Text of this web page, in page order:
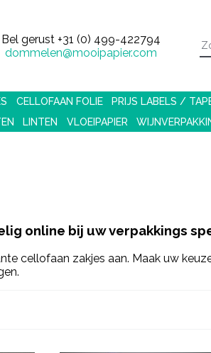
Bel gerust +31 (0) 499-422794
dommelen@mooipapier.com
CELLOFAAN FOLIE PRIJS LABELS /
LINTEN VLOEIPAPIER
online bij uw verpakkings
cellofaan zakjes aan. Maak uw